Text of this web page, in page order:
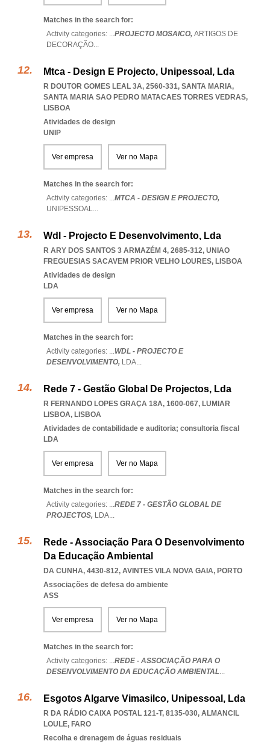
Matches in the search for:
Activity categories: ...PROJECTO MOSAICO, ARTIGOS DE
DECORAÇÃO...
Mtca - Design E Projecto, Unipessoal, Lda
R DOUTOR GOMES LEAL 3A, 2560-331, SANTA MARIA,
SANTA MARIA SAO PEDRO MATACAES TORRES VEDRAS,
LISBOA
Atividades de design
UNIP
Ver empresa Ver no Mapa
Matches in the search for:
Activity categories: ...MTCA - DESIGN E PROJECTO,
UNIPESSOAL...
Wdl - Projecto E Desenvolvimento, Lda
R ARY DOS SANTOS 3 ARMAZÉM 4, 2685-312, UNIAO
FREGUESIAS SACAVEM PRIOR VELHO LOURES, LISBOA
Atividades de design
LDA
Ver empresa Ver no Mapa
Matches in the search for:
Activity categories: ...WDL - PROJECTO E
DESENVOLVIMENTO, LDA...
Rede 7 - Gestão Global De Projectos, Lda
R FERNANDO LOPES GRAÇA 18A, 1600-067, LUMIAR
LISBOA, LISBOA
Atividades de contabilidade e auditoria; consultoria fiscal
LDA
Ver empresa Ver no Mapa
Matches in the search for:
Activity categories: ...REDE 7 - GESTÃO GLOBAL DE
PROJECTOS, LDA...
Rede - Associação Para O Desenvolvimento
Da Educação Ambiental
DA CUNHA, 4430-812, AVINTES VILA NOVA GAIA, PORTO
Associações de defesa do ambiente
ASS
Ver empresa Ver no Mapa
Matches in the search for:
Activity categories: ...REDE - ASSOCIAÇÃO PARA O
DESENVOLVIMENTO DA EDUCAÇÃO AMBIENTAL...
Esgotos Algarve Vimasilco, Unipessoal, Lda
R DA RÁDIO CAIXA POSTAL 121-T, 8135-030, ALMANCIL
LOULE, FARO
Recolha e drenagem de águas residuais